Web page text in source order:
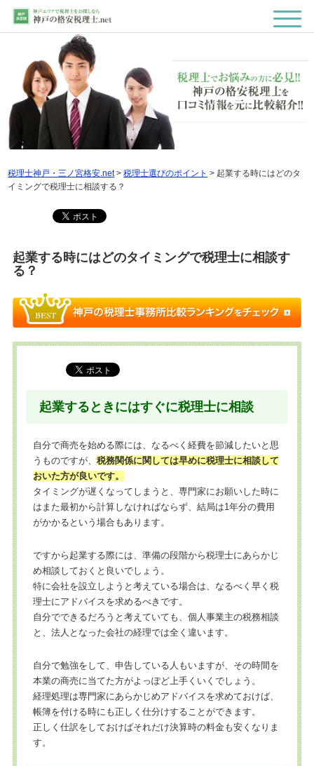
税理士神戸・三ノ宮格安.net>税理士選びのポイント > 起業する時にはどのタ
イミングで税理士に相談する？
起業する時にはどのタイミングで税理士に相談す
る？
起業するときにはすぐに税理士に相談
自分で商売を始める際には、なるべく経費を節減したいと思
うものですが、税務関係に関しては早めに税理士に相談して
おいた方が良いです。
タイミングが遅くなってしまうと、専門家にお願いした時に
はまた最初から計算しなければならず、結局は1年分の費用
がかかるという場合もあります。
ですから起業する際には、準備の段階から税理士にあらかじ
め相談しておくと良いでしょう。
特に会社を設立しようと考えている場合は、なるべく早く税
理士にアドバイスを求めるべきです。
自分でできるだろうと考えていても、個人事業主の税務相談
と、法人となった会社の経理では全く違います。
自分で勉強をして、申告している人もいますが、その時間を
本業の商売に当てた方がよっぽど上手くいくでしょう。
経理処理は専門家にあらかじめアドバイスを求めておけば、
帳簿を付ける時にも正しく仕分けすることができます。
正しく仕訳をしておけばそれだけ決算時の料金も安くなりま
す。